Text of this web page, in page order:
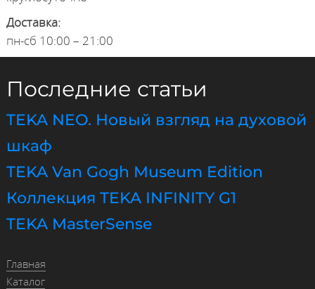
Доставка:
пн-сб 10:00 – 21:00
Последние статьи
TEKA NEO. Новый взгляд на духовой
шкаф
TEKA Van Gogh Museum Edition
Коллекция TEKA INFINITY G1
TEKA MasterSense
Главная
Каталог